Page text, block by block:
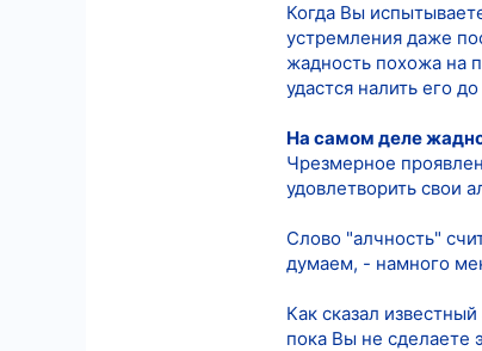
Когда Вы
устремления даже
жадность похожа на
удастся налить его
На самом деле
Чрезмерное
удовлетворить свои
Слово "алчность"
думаем, - намного
Как сказал
пока Вы не сделаете